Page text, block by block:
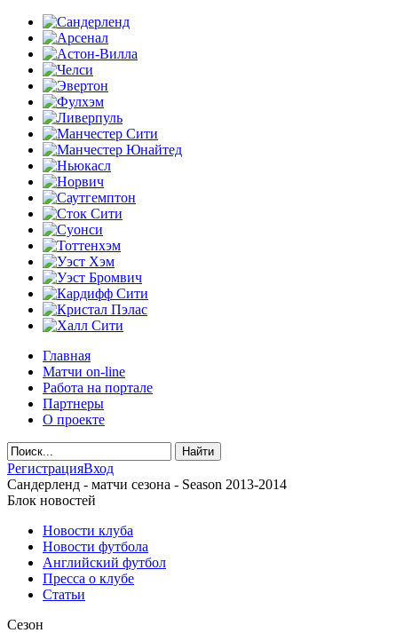
Главная
Матчи on-line
Работа на портале
Партнеры
О проекте
РегистрацияВход
Сандерленд - матчи сезона - Season 2013-2014
Блок новостей
Новости клуба
Новости футбола
Английский футбол
Пресса о клубе
Статьи
Сезон